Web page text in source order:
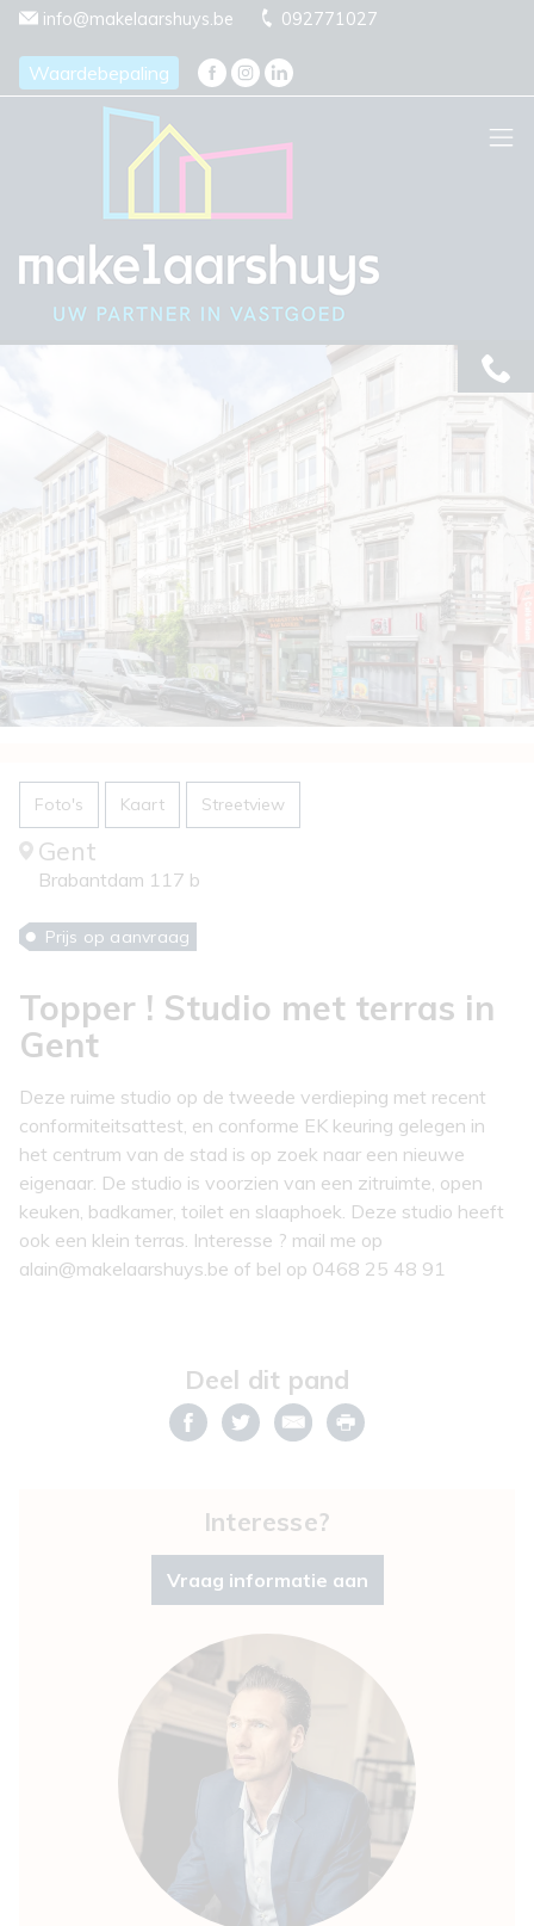
Menu overslaan en naar de inhoud gaan
info@makelaarshuys.be 092771027
Waardebepaling
Topper ! Studio met terras in
Gent
Gent
Brabantdam 117 b
Prijs op aanvraag
Foto's Kaart Streetview
Deze ruime studio op de tweede verdieping met recent
conformiteitsattest, en conforme EK keuring gelegen in
het centrum van de stad is op zoek naar een nieuwe
eigenaar. De studio is voorzien van een zitruimte, open
keuken, badkamer, toilet en slaaphoek. Deze studio heeft
ook een klein terras. Interesse ? mail me op
alain@makelaarshuys.be of bel op 0468 25 48 91
Deel dit pand
Interesse?
Vraag informatie aan